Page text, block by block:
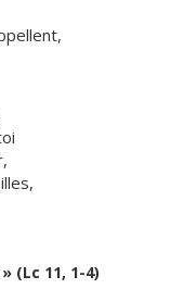
(Lc 11, 1-4)